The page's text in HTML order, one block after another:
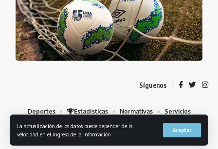
La actualización de los datos puede depender de la
velocidad en el ingreso de la información
Aceptar
Síguenos
© 2023 Liga Universitaria de Deportes. Todos los derechos reservados.
Deportes Estadísticas Normativas
Servicios